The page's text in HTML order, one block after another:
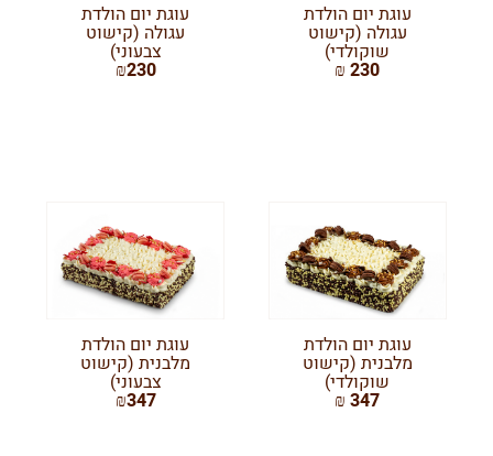
עוגת יום הולדת
עגולה (קישוט
שוקולדי)
230 ₪
עוגת יום הולדת
עגולה (קישוט
צבעוני)
₪230
עוגת יום הולדת
מלבנית (קישוט
שוקולדי)
347 ₪
עוגת יום הולדת
מלבנית (קישוט
צבעוני)
₪347